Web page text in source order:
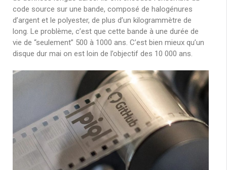
code source sur une bande, composé de halogénures
d’argent et le polyester, de plus d’un kilogrammètre de
long. Le problème, c’est que cette bande à une durée de
vie de “seulement” 500 à 1000 ans. C’est bien mieux qu’un
disque dur mai on est loin de l’objectif des 10 000 ans.